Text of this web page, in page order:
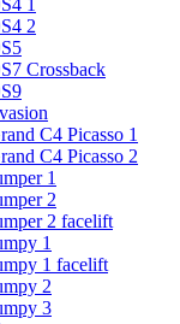
1
2
Crossback
С4 Picasso 1
С4 Picasso 2
1
2
2 facelift
1
1 facelift
2
3